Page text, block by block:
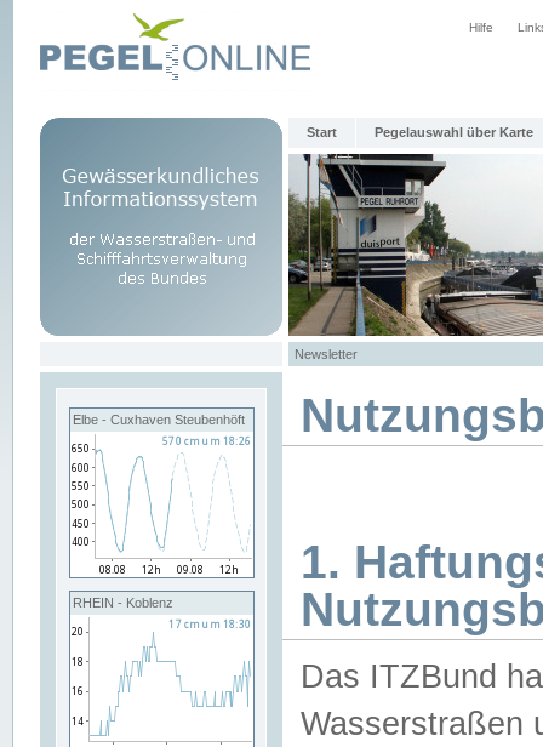
Hilfe
Start Pegelauswahl über Karte
Newsletter
Elbe - Cuxhaven Steubenhöft
RHEIN - Koblenz
1.
Das ITZBund
Wasserstraßen